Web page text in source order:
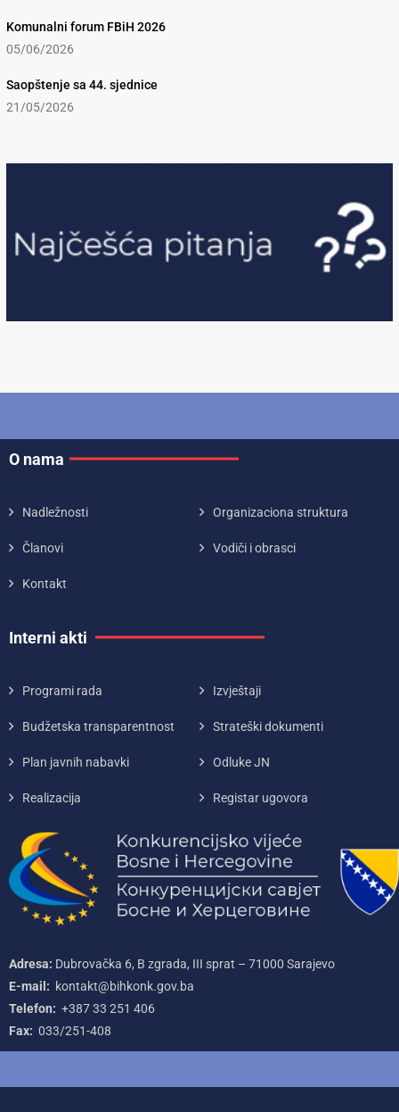
Komunalni forum FBiH 2026
05/06/2026
Saopštenje sa 44. sjednice
21/05/2026
O nama
Nadležnosti Organizaciona struktura
Članovi Vodiči i obrasci
Kontakt
Interni akti
Programi rada Izvještaji
Budžetska transparentnost Strateški dokumenti
Plan javnih nabavki Odluke JN
Realizacija Registar ugovora
Adresa: Dubrovačka 6, B zgrada, III sprat – 71000‌ Sarajevo
E-mail: kontakt@bihkonk.gov.ba
Telefon: +387‌ 33‌ 251‌ 406
Fax: 033/251-408